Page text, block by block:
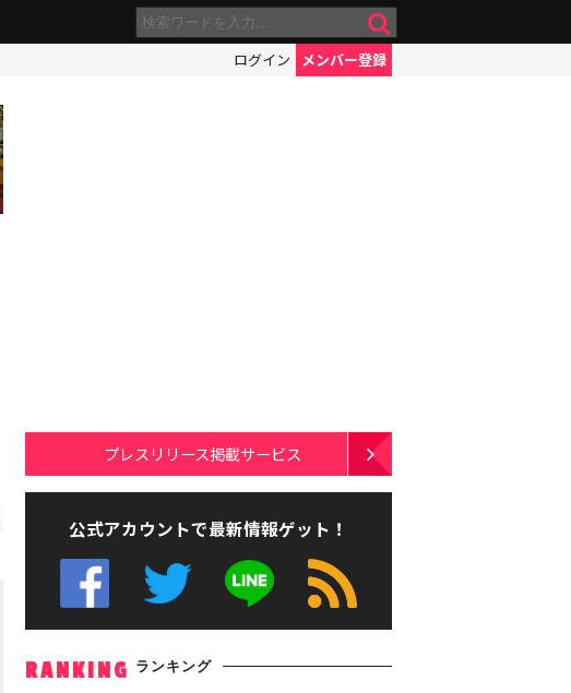
ログイン メンバー登録
プレスリリース掲載サービス
公式アカウントで最新情報ゲット！
RANKING ランキング